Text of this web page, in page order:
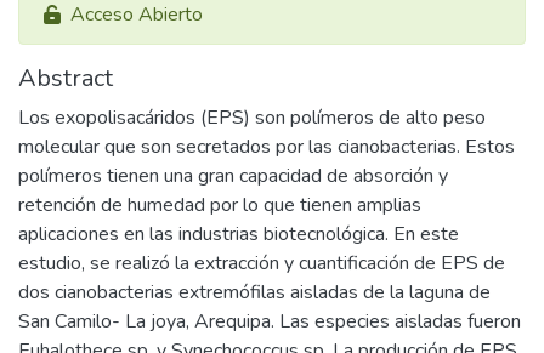
Acceso Abierto
Abstract
Los exopolisacáridos (EPS) son polímeros de alto peso
molecular que son secretados por las cianobacterias. Estos
polímeros tienen una gran capacidad de absorción y
retención de humedad por lo que tienen amplias
aplicaciones en las industrias biotecnológica. En este
estudio, se realizó la extracción y cuantificación de EPS de
dos cianobacterias extremófilas aisladas de la laguna de
San Camilo- La joya, Arequipa. Las especies aisladas fueron